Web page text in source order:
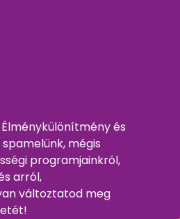
és
mégis
programjainkról,
arról,
változtatod meg